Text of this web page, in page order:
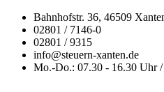
Bahnhofstr. 36, 46509
02801 / 7146-0
02801 / 9315
info@steuern-xanten.de
Mo.-Do.: 07.30 - 16.30 Uhr